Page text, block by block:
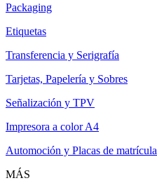
Packaging
Etiquetas
Transferencia y Serigrafía
Tarjetas, Papelería y Sobres
Señalización y TPV
Impresora a color A4
Automoción y Placas de matrícula
MÁS